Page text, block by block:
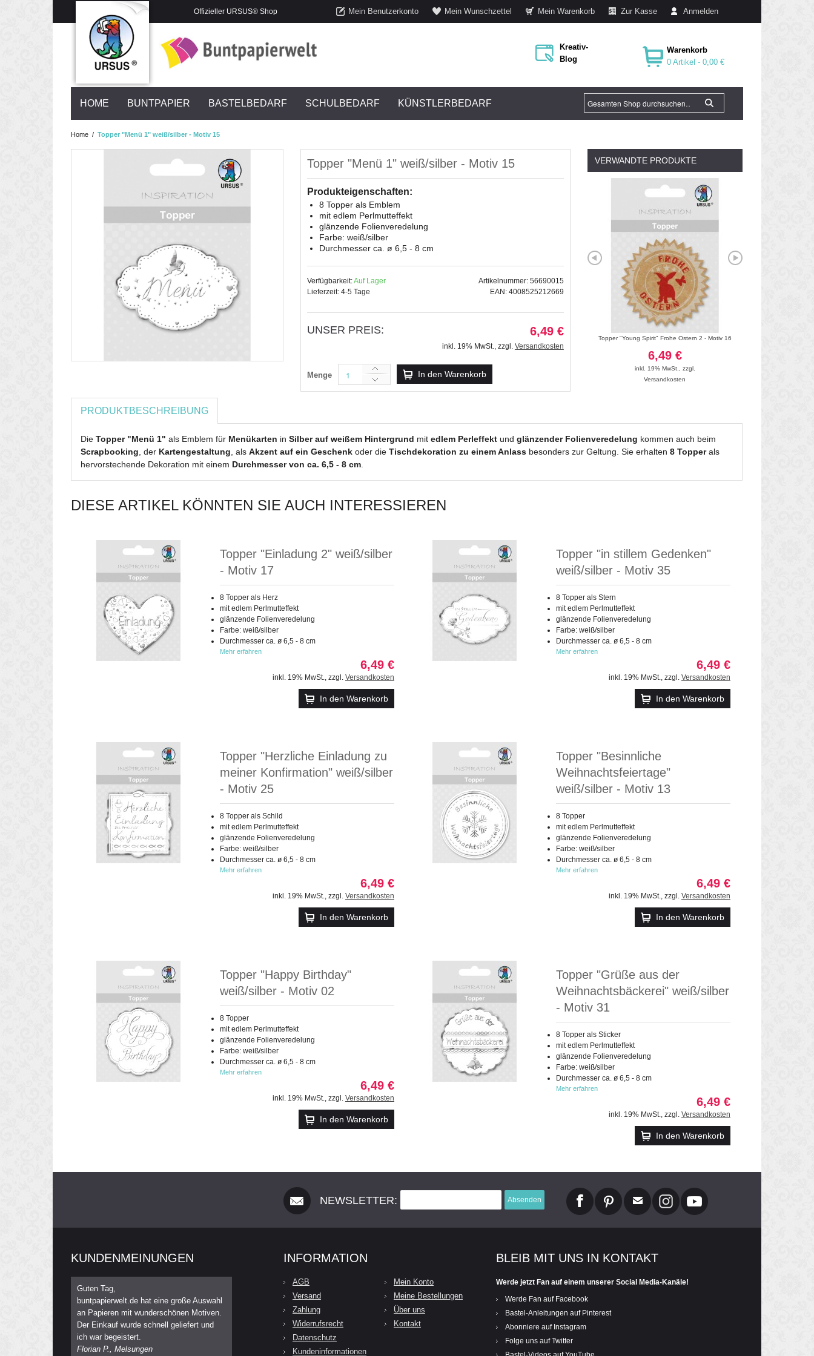
Offizieller URSUS® Shop Mein Benutzerkonto Mein Wunschzettel Mein Warenkorb Zur Kasse Anmelden
Kreativ-
Blog
Warenkorb
0 Artikel -0,00 €
HOME BUNTPAPIER BASTELBEDARF SCHULBEDARF KÜNSTLERBEDARF
Home / Topper "Menü 1" weiß/silber - Motiv 15
Topper "Menü 1" weiß/silber - Motiv 15
Produkteigenschaften:
8 Topper als Emblem
mit edlem Perlmutteffekt
glänzende Folienveredelung
Farbe: weiß/silber
Durchmesser ca. ø 6,5 - 8 cm
Verfügbarkeit:Auf Lager
Lieferzeit: 4-5 Tage
Artikelnummer: 56690015
EAN: 4008525212669
UNSER PREIS: 6,49 €
inkl. 19% MwSt., zzgl. Versandkosten
Menge In den Warenkorb
VERWANDTE PRODUKTE
Topper "Menü" weiß/silber - Motiv 21 Topper "Young Spirit" Frohe Ostern 2 - Motiv 16
6,49 €
inkl. 19% MwSt.
zzgl.
Versandkosten
PRODUKTBESCHREIBUNG
Die Topper "Menü 1" als Emblem für Menükarten in Silber auf weißem Hintergrund mit edlem Perleffekt und glänzender Folienveredelung kommen auch beim
Scrapbooking , der Kartengestaltung , als Akzent auf ein Geschenk oder die Tischdekoration zu einem Anlass besonders zur Geltung. Sie erhalten 8 Topperals
hervorstechende Dekoration mit einem Durchmesser von ca. 6,5 - 8 cm
DIESE ARTIKEL KÖNNTEN SIE AUCH INTERESSIEREN
Topper "Einladung 2" weiß/silber
- Motiv 17
8 Topper als Herz
mit edlem Perlmutteffekt
glänzende Folienveredelung
Farbe: weiß/silber
Durchmesser ca. ø 6,5 - 8 cm
Mehr erfahren
6,49 €
inkl. 19% MwSt., zzgl. Versandkosten
In den Warenkorb
Topper "in stillem Gedenken"
weiß/silber - Motiv 35
8 Topper als Stern
mit edlem Perlmutteffekt
glänzende Folienveredelung
Farbe: weiß/silber
Durchmesser ca. ø 6,5 - 8 cm
Mehr erfahren
6,49 €
inkl. 19% MwSt., zzgl. Versandkosten
In den Warenkorb
Topper "Herzliche Einladung zu
meiner Konfirmation" weiß/silber
- Motiv 25
8 Topper als Schild
mit edlem Perlmutteffekt
glänzende Folienveredelung
Farbe: weiß/silber
Durchmesser ca. ø 6,5 - 8 cm
Mehr erfahren
6,49 €
inkl. 19% MwSt., zzgl. Versandkosten
In den Warenkorb
Topper "Besinnliche
Weihnachtsfeiertage"
weiß/silber - Motiv 13
8 Topper
mit edlem Perlmutteffekt
glänzende Folienveredelung
Farbe: weiß/silber
Durchmesser ca. ø 6,5 - 8 cm
Mehr erfahren
6,49 €
inkl. 19% MwSt., zzgl. Versandkosten
In den Warenkorb
Topper "Happy Birthday"
weiß/silber - Motiv 02
8 Topper
mit edlem Perlmutteffekt
glänzende Folienveredelung
Farbe: weiß/silber
Durchmesser ca. ø 6,5 - 8 cm
Mehr erfahren
6,49 €
inkl. 19% MwSt., zzgl. Versandkosten
In den Warenkorb
Topper "Grüße aus der
Weihnachtsbäckerei" weiß/silber
- Motiv 31
8 Topper als Sticker
mit edlem Perlmutteffekt
glänzende Folienveredelung
Farbe: weiß/silber
Durchmesser ca. ø 6,5 - 8 cm
Mehr erfahren
6,49 €
inkl. 19% MwSt., zzgl. Versandkosten
In den Warenkorb
NEWSLETTER: Absenden
KUNDENMEINUNGEN
Guten Tag,
buntpapierwelt.de hat eine große Auswahl
an Papieren mit wunderschönen Motiven.
Der Einkauf wurde schnell geliefert und
ich war begeistert.
Florian P., Melsungen
INFORMATION
AGB
Versand
Zahlung
Widerrufsrecht
Datenschutz
Kundeninformationen
Mein Konto
Meine Bestellungen
Über uns
Kontakt
BLEIB MIT UNS IN KONTAKT
Werde jetzt Fan auf einem unserer Social Media-Kanäle!
Werde Fan auf Facebook
Bastel-Anleitungen auf Pinterest
Abonniere auf Instagram
Folge uns auf Twitter